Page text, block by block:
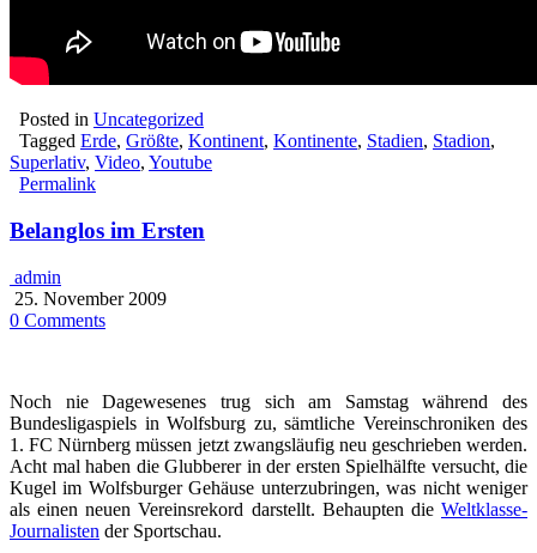
Posted in Uncategorized
Tagged Erde, Größte, Kontinent, Kontinente, Stadien, Stadion,
Superlativ, Video, Youtube
Permalink
Belanglos im Ersten
admin
25. November 2009
0 Comments
Noch nie Dagewesenes trug sich am Samstag während des
Bundesligaspiels in Wolfsburg zu, sämtliche Vereinschroniken des
1. FC Nürnberg müssen jetzt zwangsläufig neu geschrieben werden.
Acht mal haben die Glubberer in der ersten Spielhälfte versucht, die
Kugel im Wolfsburger Gehäuse unterzubringen, was nicht weniger
als einen neuen Vereinsrekord darstellt. Behaupten die Weltklasse-
Journalisten der Sportschau.